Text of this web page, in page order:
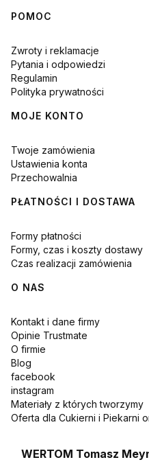
Linki w stopce
POMOC
Zwroty i reklamacje
Pytania i odpowiedzi
Regulamin
Polityka prywatności
MOJE KONTO
Twoje zamówienia
Ustawienia konta
Przechowalnia
PŁATNOŚCI I DOSTAWA
Formy płatności
Formy, czas i koszty dostawy
Czas realizacji zamówienia
O NAS
Kontakt i dane firmy
Opinie Trustmate
O firmie
Blog
facebook
instagram
Materiały z których tworzymy
Oferta dla Cukierni i Piekarni
WERTOM Tomasz